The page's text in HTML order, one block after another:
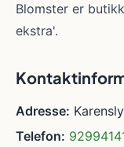
Blomster er
ekstra'.
Adresse:
Telefon: